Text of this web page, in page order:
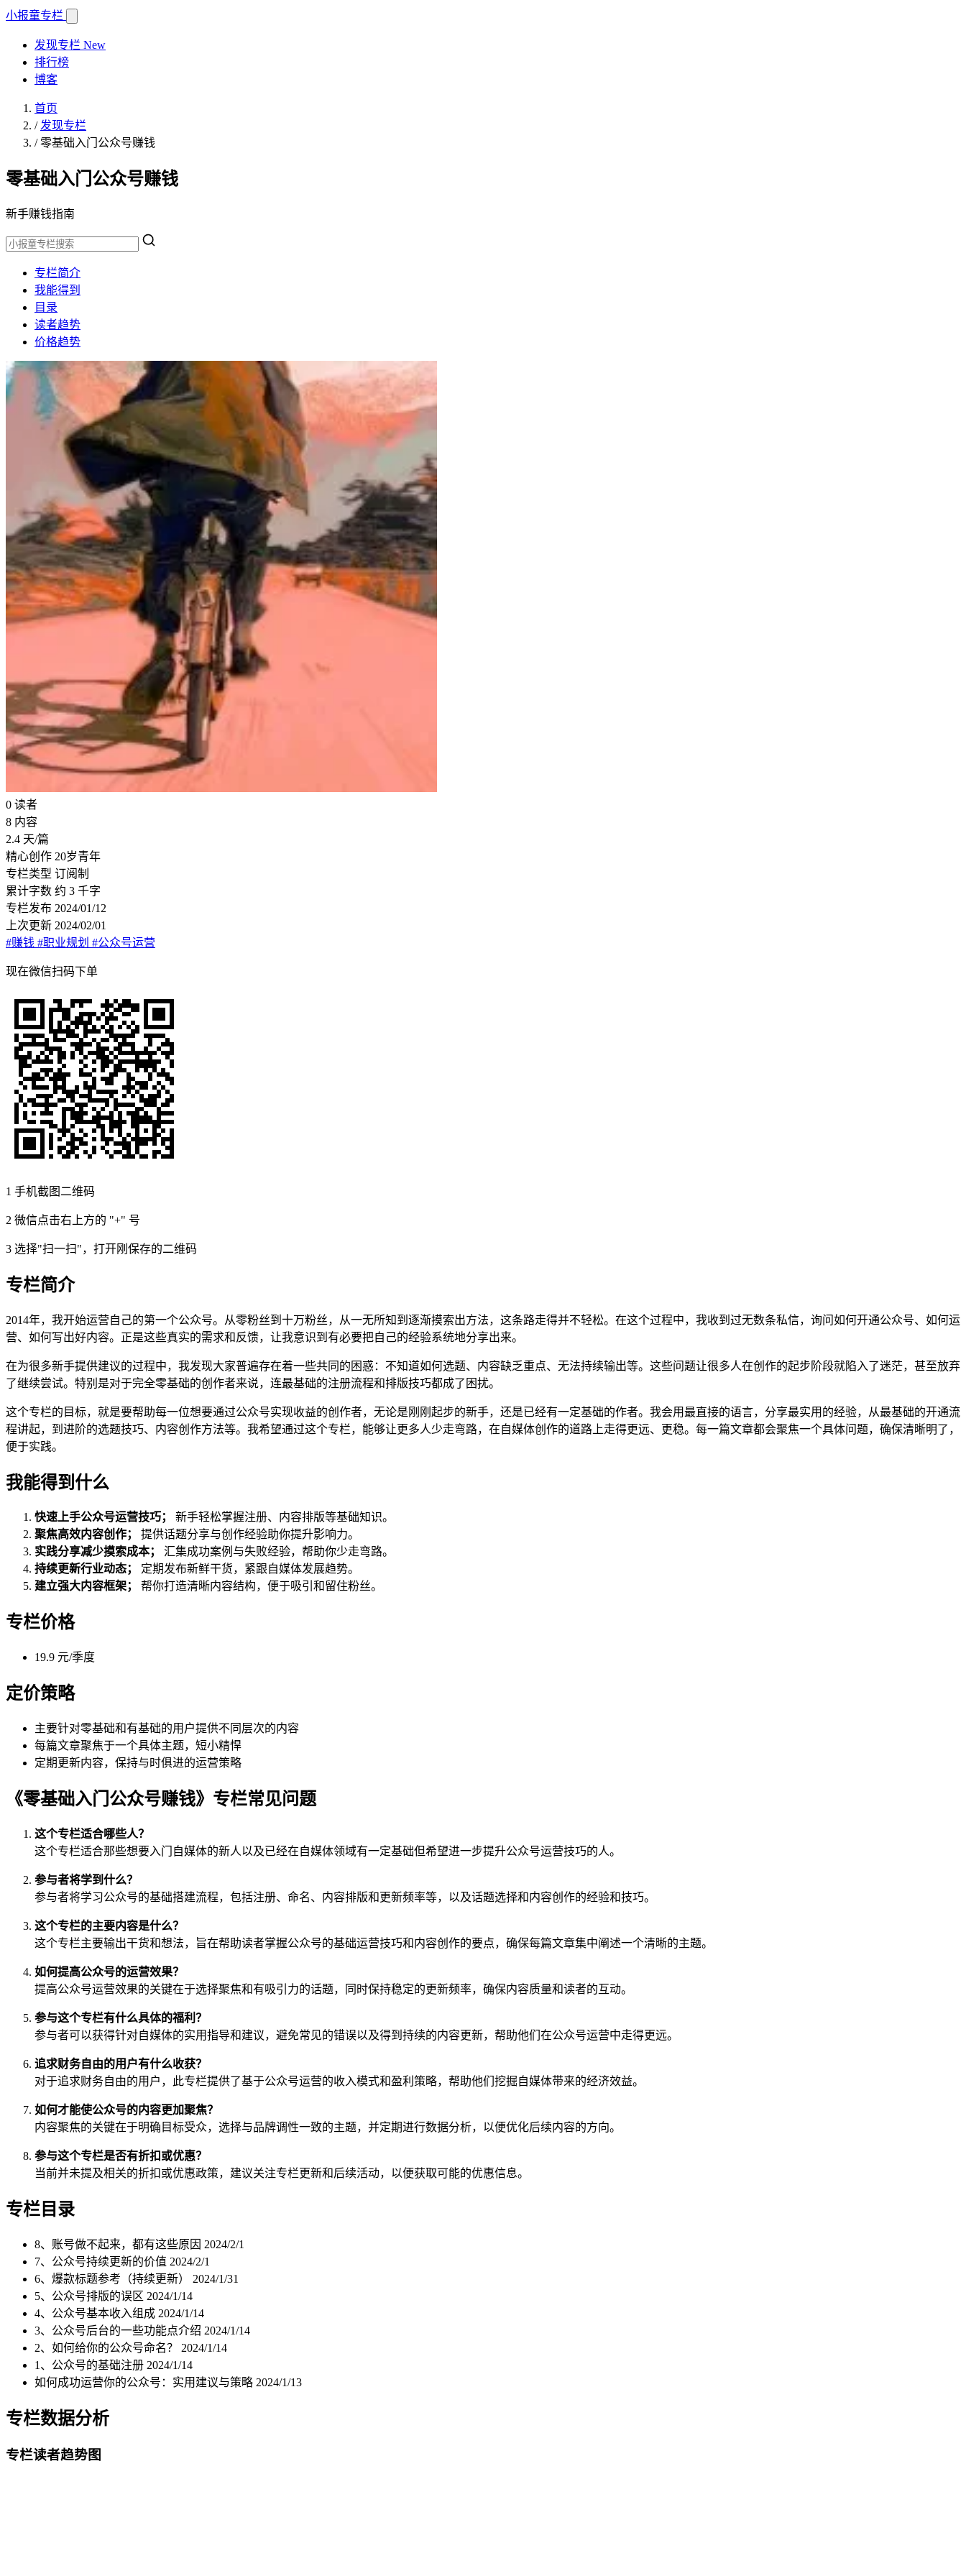
小报童专栏
发现专栏 New
排行榜
博客
首页
/ 发现专栏
/零基础入门公众号赚钱
零基础入门公众号赚钱
新手赚钱指南
专栏简介
我能得到
目录
读者趋势
价格趋势
0 读者
8 内容
2.4 天/篇
精心创作 20岁青年
专栏类型 订阅制
累计字数 约 3 千字
专栏发布 2024/01/12
上次更新 2024/02/01
#赚钱 #职业规划 #公众号运营
现在微信扫码下单
1 手机截图二维码
2 微信点击右上方的 "+" 号
3 选择"扫一扫"，打开刚保存的二维码
专栏简介
2014年，我开始运营自己的第一个公众号。从零粉丝到十万粉丝，从一无所知到逐渐摸索出方法，这条路走得并不轻松。在这个过程中，我收到过无数条私信，询问如何开通公众号、如何运
营、如何写出好内容。正是这些真实的需求和反馈，让我意识到有必要把自己的经验系统地分享出来。
在为很多新手提供建议的过程中，我发现大家普遍存在着一些共同的困惑：不知道如何选题、内容缺乏重点、无法持续输出等。这些问题让很多人在创作的起步阶段就陷入了迷茫，甚至放弃
了继续尝试。特别是对于完全零基础的创作者来说，连最基础的注册流程和排版技巧都成了困扰。
这个专栏的目标，就是要帮助每一位想要通过公众号实现收益的创作者，无论是刚刚起步的新手，还是已经有一定基础的作者。我会用最直接的语言，分享最实用的经验，从最基础的开通流
程讲起，到进阶的选题技巧、内容创作方法等。我希望通过这个专栏，能够让更多人少走弯路，在自媒体创作的道路上走得更远、更稳。每一篇文章都会聚焦一个具体问题，确保清晰明了，
便于实践。
我能得到什么
快速上手公众号运营技巧；
新手轻松掌握注册、内容排版等基础知识。
聚焦高效内容创作；
提供话题分享与创作经验助你提升影响力。
实践分享减少摸索成本；
汇集成功案例与失败经验，帮助你少走弯路。
持续更新行业动态；
定期发布新鲜干货，紧跟自媒体发展趋势。
建立强大内容框架；
帮你打造清晰内容结构，便于吸引和留住粉丝。
专栏价格
19.9 元/季度
定价策略
主要针对零基础和有基础的用户提供不同层次的内容
每篇文章聚焦于一个具体主题，短小精悍
定期更新内容，保持与时俱进的运营策略
《零基础入门公众号赚钱》专栏常见问题
这个专栏适合哪些人？
这个专栏适合那些想要入门自媒体的新人以及已经在自媒体领域有一定基础但希望进一步提升公众号运营技巧的人。
参与者将学到什么？
参与者将学习公众号的基础搭建流程，包括注册、命名、内容排版和更新频率等，以及话题选择和内容创作的经验和技巧。
这个专栏的主要内容是什么？
这个专栏主要输出干货和想法，旨在帮助读者掌握公众号的基础运营技巧和内容创作的要点，确保每篇文章集中阐述一个清晰的主题。
如何提高公众号的运营效果？
提高公众号运营效果的关键在于选择聚焦和有吸引力的话题，同时保持稳定的更新频率，确保内容质量和读者的互动。
参与这个专栏有什么具体的福利？
参与者可以获得针对自媒体的实用指导和建议，避免常见的错误以及得到持续的内容更新，帮助他们在公众号运营中走得更远。
追求财务自由的用户有什么收获？
对于追求财务自由的用户，此专栏提供了基于公众号运营的收入模式和盈利策略，帮助他们挖掘自媒体带来的经济效益。
如何才能使公众号的内容更加聚焦？
内容聚焦的关键在于明确目标受众，选择与品牌调性一致的主题，并定期进行数据分析，以便优化后续内容的方向。
参与这个专栏是否有折扣或优惠？
当前并未提及相关的折扣或优惠政策，建议关注专栏更新和后续活动，以便获取可能的优惠信息。
专栏目录
8、账号做不起来，都有这些原因 2024/2/1
7、公众号持续更新的价值 2024/2/1
6、爆款标题参考（持续更新） 2024/1/31
5、公众号排版的误区 2024/1/14
4、公众号基本收入组成 2024/1/14
3、公众号后台的一些功能点介绍 2024/1/14
2、如何给你的公众号命名？ 2024/1/14
1、公众号的基础注册 2024/1/14
如何成功运营你的公众号：实用建议与策略 2024/1/13
专栏数据分析
专栏读者趋势图